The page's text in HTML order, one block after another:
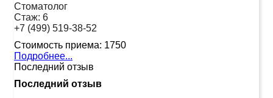
Стоматолог
Стаж: 6
+7 (499) 519-38-52
Стоимость приема: 1750
Подробнее...
Последний отзыв
Последний отзыв